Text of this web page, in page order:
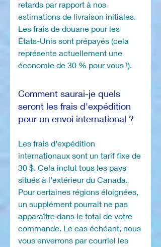
retards par rapport à nos
estimations de livraison initiales.
Les frais de douane pour les
États-Unis sont prépayés (cela
représente actuellement une
économie de 30 % pour vous !).
Comment saurai-je quels
seront les frais d'expédition
pour un envoi international ?
Les frais d’expédition
internationaux sont un tarif fixe de
30 $. Cela inclut tous les pays
situés à l’extérieur du Canada.
Pour certaines régions éloignées,
un supplément pourrait ne pas
apparaître dans le total de votre
commande. Le cas échéant, nous
vous enverrons par courriel les